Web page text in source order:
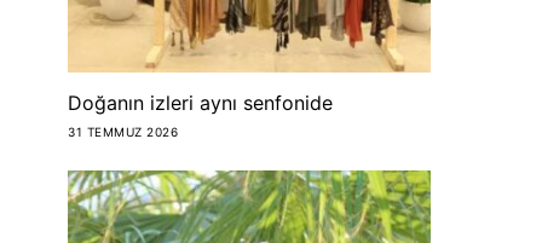
Doğanın izleri aynı senfonide
31 TEMMUZ 2026